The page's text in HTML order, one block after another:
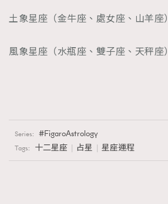
土象星座（金牛座、處女座、山羊座）
風象星座（水瓶座、雙子座、天秤座）
Series: FigaroAstrology
Tags: 十二星座 占星 星座運程